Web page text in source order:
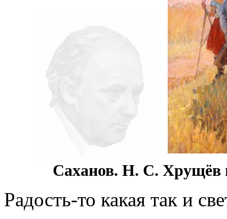
Саханов. Н. С. Хрущёв
Радость-то какая так и